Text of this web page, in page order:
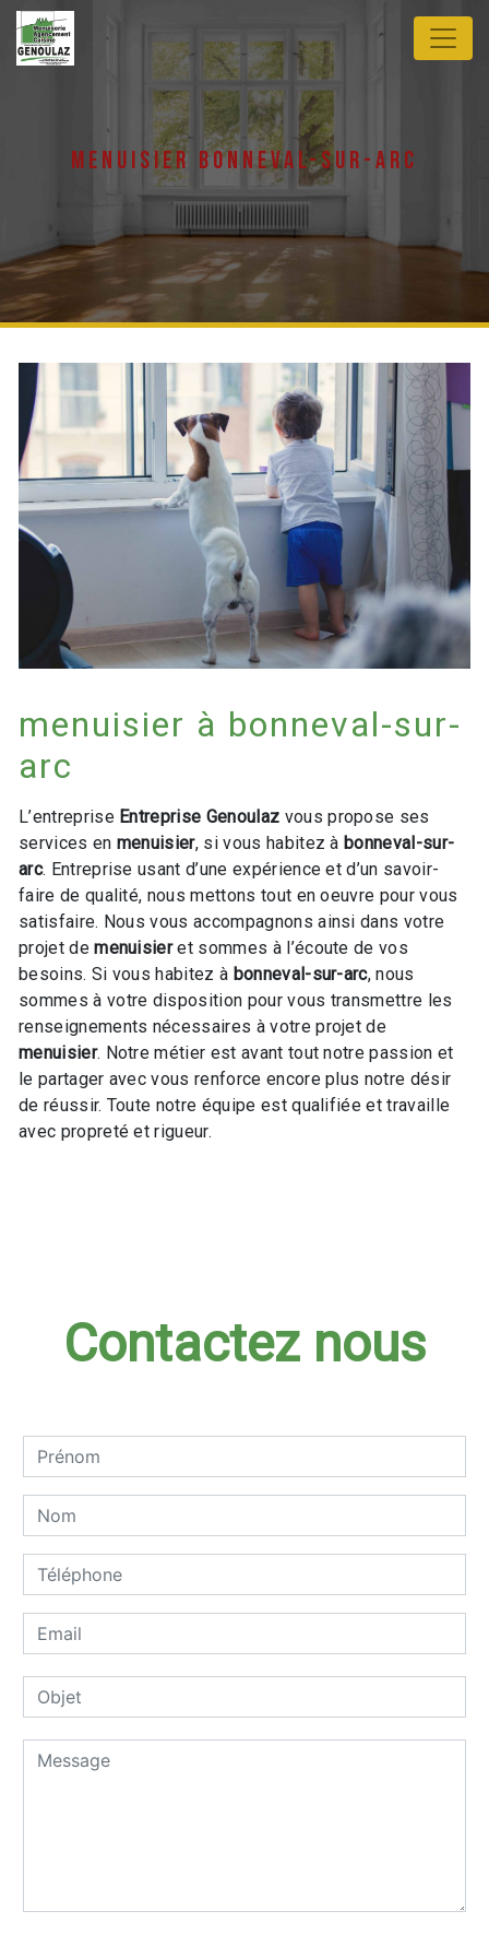
Panneau de gestion des cookies
menuisier bonneval-sur-arc
menuisier à bonneval-sur-
arc
L’entreprise Entreprise Genoulaz vous propose ses
services en menuisier, si vous habitez à bonneval-sur-
arc. Entreprise usant d’une expérience et d’un savoir-
faire de qualité, nous mettons tout en oeuvre pour vous
satisfaire. Nous vous accompagnons ainsi dans votre
projet demenuisieret sommes à l’écoute de vos
besoins. Si vous habitez à bonneval-sur-arc, nous
sommes à votre disposition pour vous transmettre les
renseignements nécessaires à votre projet de
menuisier. Notre métier est avant tout notre passion et
le partager avec vous renforce encore plus notre désir
de réussir. Toute notre équipe est qualifiée et travaille
avec propreté et rigueur.
Contactez nous